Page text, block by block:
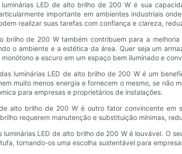
LED de alto brilho de 200 W é sua
importante em ambientes industriais
realizar suas tarefas com confiança e clareza,
brilho de 200 W também contribuem para a
o ambiente e a estética da área. Quer seja um
e escuro em um espaço bem iluminado e
luminárias LED de alto brilho de 200 W é um
muito menos energia e fornecem o mesmo, se
para empresas e proprietários de instalações.
alto brilho de 200 W é outro fator convincente
requerem manutenção e substituição mínimas,
luminárias LED de alto brilho de 200 W é louvável. O
tornando-os uma escolha sustentável para